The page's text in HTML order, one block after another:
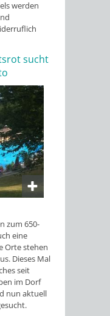
werden
sucht
zum 650-
eine
Orte stehen
Dieses Mal
seit
im Dorf
nun aktuell